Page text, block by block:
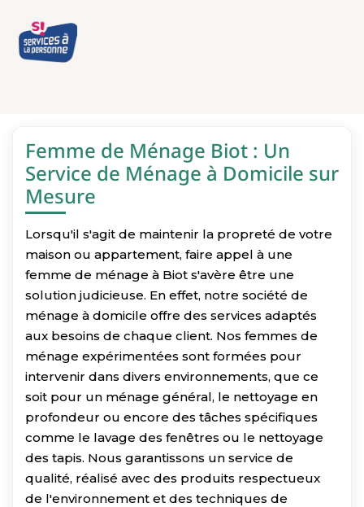
Femme de Ménage Biot : Un
Service de Ménage à Domicile sur
Mesure
Lorsqu'il s'agit de maintenir la propreté de votre
maison ou appartement, faire appel à une
femme de ménage à Biot s'avère être une
solution judicieuse. En effet, notre société de
ménage à domicile offre des services adaptés
aux besoins de chaque client. Nos femmes de
ménage expérimentées sont formées pour
intervenir dans divers environnements, que ce
soit pour un ménage général, le nettoyage en
profondeur ou encore des tâches spécifiques
comme le lavage des fenêtres ou le nettoyage
des tapis. Nous garantissons un service de
qualité, réalisé avec des produits respectueux
de l'environnement et des techniques de